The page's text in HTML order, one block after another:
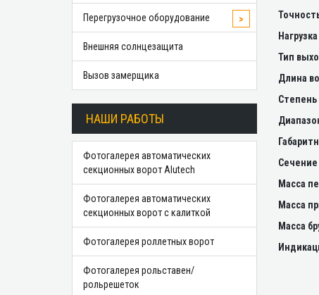
Перегрузочное оборудование >
Внешняя солнцезащита
Вызов замерщика
НАШИ РАБОТЫ
Фотогалерея автоматических
секционных ворот Alutech
Фотогалерея автоматических
секционных ворот с калиткой
Фотогалерея роллетных ворот
Фотогалерея рольставен/
рольрешеток
Тип
Длина
Масса
Масса
Масса